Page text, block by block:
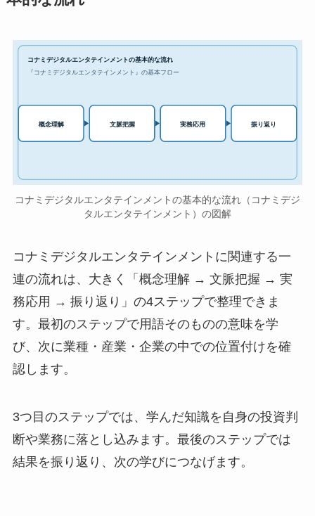
コナミデジタルエンタテインメントの基本的な流れ
『コナミデジタルエンタテインメント』の基本フロー
概念理解 文脈把握 実務応用 振り返り
コナミデジタルエンタテインメントの基本的な流れ（コナミデジ
タルエンタテインメント）の図解
コナミデジタルエンタテインメントに関連する一
連の流れは、大きく「概念理解 → 文脈把握 → 実
務応用 → 振り返り」の4ステップで整理できま
す。最初のステップで用語そのものの意味を学
び、次に業種・産業・企業の中での位置付けを確
認します。
3つ目のステップでは、学んだ知識を自身の投資判
断や業務に落とし込みます。最後のステップでは
結果を振り返り、次の学びにつなげます。